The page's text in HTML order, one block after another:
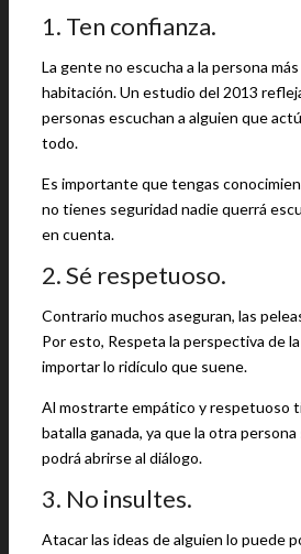
1. Ten confianza.
La gente no escucha a la persona
habitación. Un estudio del 2013
personas escuchan a alguien que
todo.
Es importante que tengas
no tienes seguridad nadie querrá
en cuenta.
2. Sé respetuoso.
Contrario muchos aseguran, las
Por esto, Respeta la perspectiva de
importar lo ridículo que suene.
Al mostrarte empático y respetuoso
batalla ganada, ya que la otra
podrá abrirse al diálogo.
3. No insultes.
Atacar las ideas de alguien lo puede